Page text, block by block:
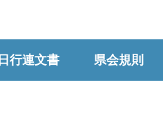
日行連文書 県会規則